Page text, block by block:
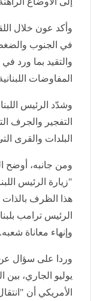
وأكد عون خلال
في الجنوب
والتقيد بما ورد
المفاوضات
وشدّد الرئيس
التفجير والجرف
البلدات والقرى
ومن جانبه، أوضح
"زيارة الرئيس
هذا الظرف
الرئيس ترامب
وإنهاء معاناة
يوليو الجاري، بين
الأمريكي أن